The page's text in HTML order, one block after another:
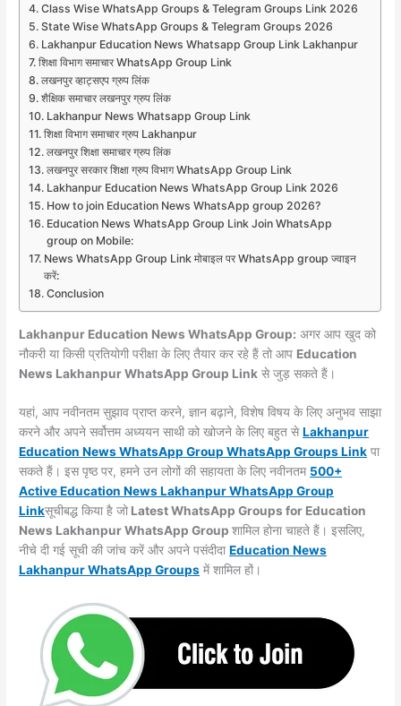
Class Wise WhatsApp Groups & Telegram Groups Link 2026
State Wise WhatsApp Groups & Telegram Groups 2026
Lakhanpur Education News Whatsapp Group Link Lakhanpur
शिक्षा विभाग समाचार WhatsApp Group Link
लखनपुर व्हाट्सएप ग्रुप लिंक
शैक्षिक समाचार लखनपुर ग्रुप लिंक
Lakhanpur News Whatsapp Group Link
शिक्षा विभाग समाचार ग्रुप Lakhanpur
लखनपुर शिक्षा समाचार ग्रुप लिंक
लखनपुर सरकार शिक्षा ग्रुप विभाग WhatsApp Group Link
Lakhanpur Education News WhatsApp Group Link 2026
How to join Education News WhatsApp group 2026?
Education News WhatsApp Group Link Join WhatsApp
group on Mobile:
News WhatsApp Group Link मोबाइल पर WhatsApp group ज्वाइन
करें:
Conclusion
Lakhanpur Education News WhatsApp Group: अगर आप खुद को
नौकरी या किसी प्रतियोगी परीक्षा के लिए तैयार कर रहे हैं तो आप Education
News Lakhanpur WhatsApp Group Link से जुड़ सकते हैं।
यहां, आप नवीनतम सुझाव प्राप्त करने, ज्ञान बढ़ाने, विशेष विषय के लिए अनुभव साझा
करने और अपने सर्वोत्तम अध्ययन साथी को खोजने के लिए बहुत सेLakhanpur
Education News WhatsApp Group WhatsApp GroupsLink पा
सकते हैं। इस पृष्ठ पर, हमने उन लोगों की सहायता के लिए नवीनतम 500+
Active Education News Lakhanpur WhatsApp Group
Linkसूचीबद्ध किया है जो Latest WhatsApp Groups for Education
News Lakhanpur WhatsApp Groupशामिल होना चाहते हैं। इसलिए,
नीचे दी गई सूची की जांच करें और अपने पसंदीदाEducation News
Lakhanpur WhatsAppGroups में शामिल हों।